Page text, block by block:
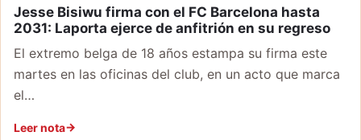
Jesse Bisiwu firma con el FC Barcelona hasta
2031: Laporta ejerce de anfitrión en su regreso
El extremo belga de 18 años estampa su firma este
martes en las oficinas del club, en un acto que marca
el…
Leer nota